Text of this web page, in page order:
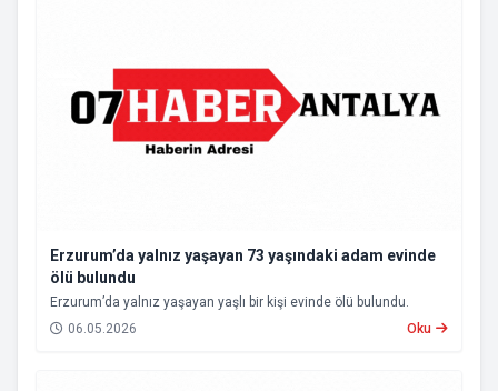
Erzurum’da yalnız yaşayan 73 yaşındaki adam evinde
ölü bulundu
Erzurum’da yalnız yaşayan yaşlı bir kişi evinde ölü bulundu.
06.05.2026
Oku